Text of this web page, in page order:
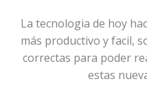
La tecnologia de hoy
más productivo y facil,
correctas para poder
estas